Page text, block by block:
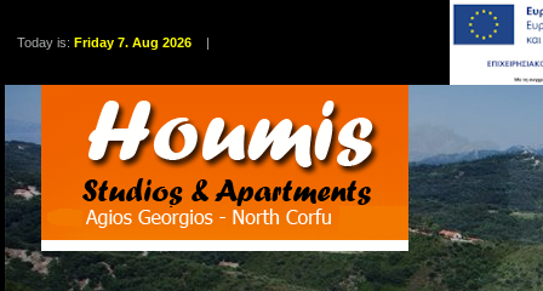
Today is: Friday 7. Aug 2026 |